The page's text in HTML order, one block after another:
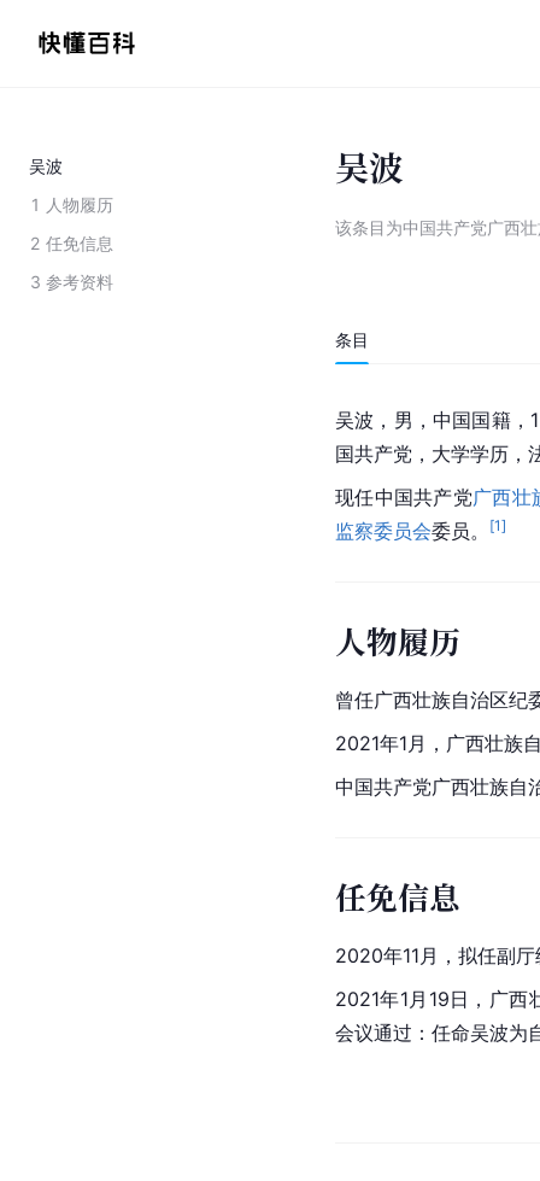
吴波
1 人物履历
2 任免信息
3 参考资料
吴波
该条目为中国共产党广西
条目
吴波，男，中国国籍，
国共产党，大学学历，
现任中国共产党广西壮
监察委员会委员。 [1]
人物履历
曾任广西壮族自治区纪
2021年1月，广西壮族
中国共产党广西壮族自
任免信息
2020年11月，拟任副
2021年1月19日， 广西
会议通过：任命吴波为